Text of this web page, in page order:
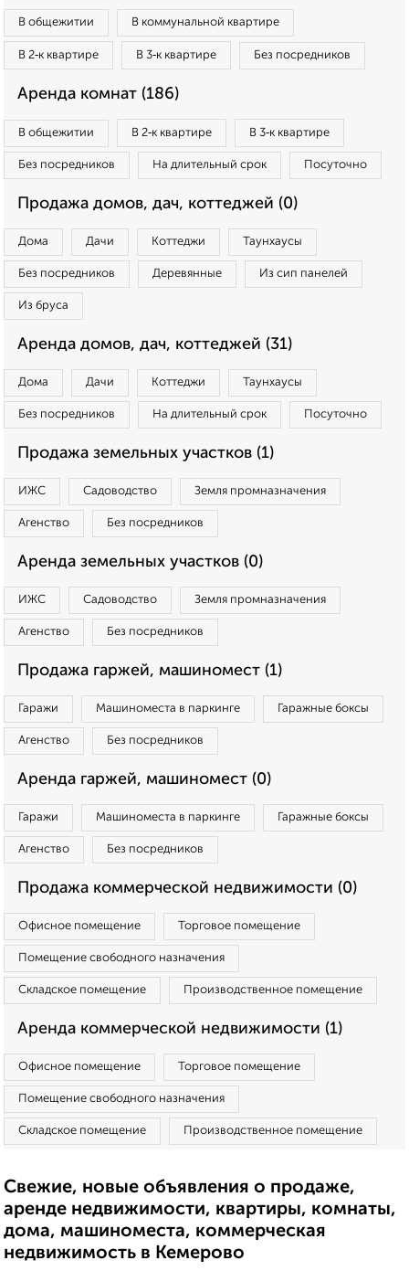
В общежитии В коммунальной квартире
В 2‑к квартире В 3‑к квартире Без посредников
Аренда комнат (186)
В общежитии В 2‑к квартире В 3‑к квартире
Без посредников На длительный срок Посуточно
Продажа домов, дач, коттеджей (0)
Дома Дачи Коттеджи Таунхаусы
Без посредников Деревянные Из сип панелей
Из бруса
Аренда домов, дач, коттеджей (31)
Дома Дачи Коттеджи Таунхаусы
Без посредников На длительный срок Посуточно
Продажа земельных участков (1)
ИЖС Садоводство Земля промназначения
Агенство Без посредников
Аренда земельных участков (0)
ИЖС Садоводство Земля промназначения
Агенство Без посредников
Продажа гаржей, машиномест (1)
Гаражи Машиноместа в паркинге Гаражные боксы
Агенство Без посредников
Аренда гаржей, машиномест (0)
Гаражи Машиноместа в паркинге Гаражные боксы
Агенство Без посредников
Продажа коммерческой недвижимости (0)
Офисное помещение Торговое помещение
Помещение свободного назначения
Складское помещение Производственное помещение
Аренда коммерческой недвижимости (1)
Офисное помещение Торговое помещение
Помещение свободного назначения
Складское помещение Производственное помещение
Свежие, новые объявления о продаже,
аренде недвижимости, квартиры, комнаты,
дома, машиноместа, коммерческая
недвижимость в Кемерово